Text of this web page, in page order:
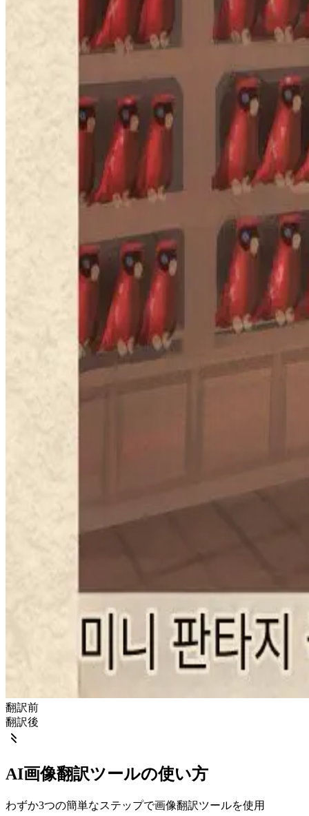
翻訳前
翻訳後
AI画像翻訳ツールの使い方
わずか3つの簡単なステップで画像翻訳ツールを使用